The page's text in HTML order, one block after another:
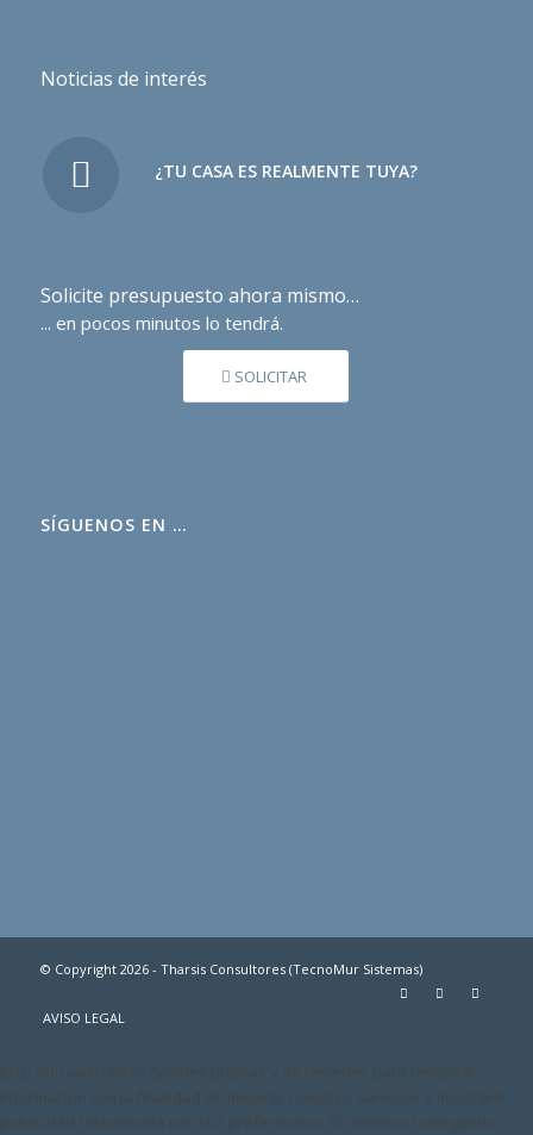
Noticias de interés
¿TU CASA ES REALMENTE TUYA?
Solicite presupuesto ahora mismo…
... en pocos minutos lo tendrá.
SOLICITAR
SÍGUENOS EN …
© Copyright 2026 - Tharsis Consultores (TecnoMur Sistemas)
AVISO LEGAL
Este sitio web utiliza Cookies propias y de terceros, para recopilar
información con la finalidad de mejorar nuestros servicios y mostrarle
publicidad relacionada con sus preferencias. Si continua navegando,